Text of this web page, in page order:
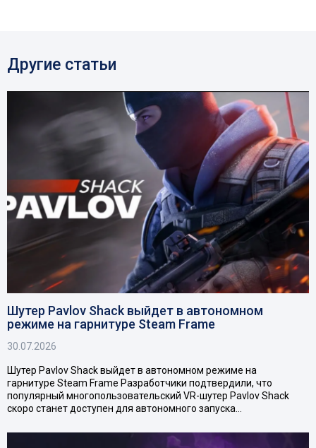
Другие статьи
Шутер Pavlov Shack выйдет в автономном
режиме на гарнитуре Steam Frame
30.07.2026
Шутер Pavlov Shack выйдет в автономном режиме на
гарнитуре Steam Frame Разработчики подтвердили, что
популярный многопользовательский VR-шутер Pavlov Shack
скоро станет доступен для автономного запуска…